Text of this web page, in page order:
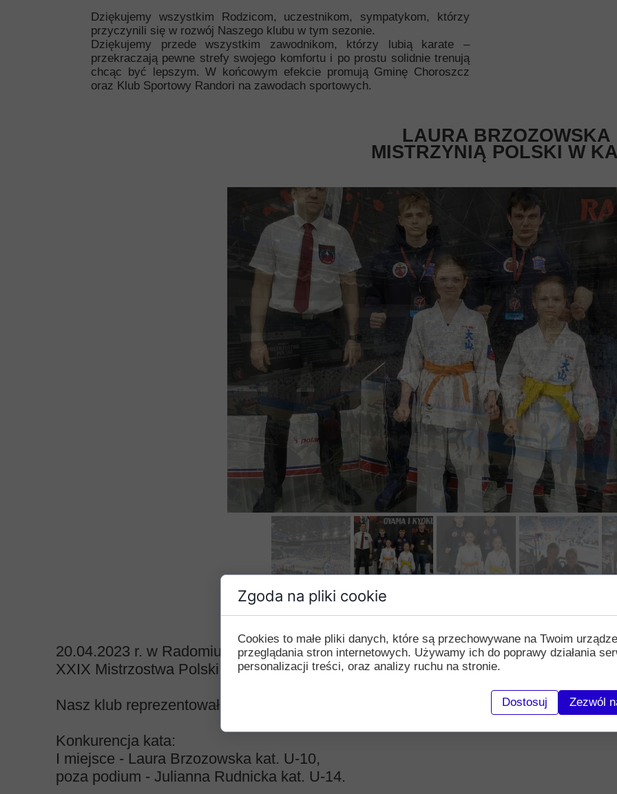
Dziękujemy wszystkim Rodzicom, uczestnikom, sympatykom, którzy
przyczynili się w rozwój Naszego klubu w tym sezonie.
Dziękujemy przede wszystkim zawodnikom, którzy lubią karate –
przekraczają pewne strefy swojego komfortu i po prostu solidnie trenują
chcąc być lepszym. W końcowym efekcie promują Gminę Choroszcz
oraz Klub Sportowy Randori na zawodach sportowych.
20.04.2023 r. w Radomiu odbyły się Otwarte Mistrzostwa Polski Oyama i
XXIX Mistrzostwa Polski Oyama Karate w Kata.
Nasz klub reprezentowała czwórka zawodników z Choroszczy i tak oto wyglądają
Konkurencja kata:
I miejsce - Laura Brzozowska kat. U-10,
poza podium - Julianna Rudnicka kat. U-14.
LAURA BRZOZOWSKA
MISTRZYNIĄ POLSKI W
Zgoda na pliki cookie
Cookies to małe pliki danych, które są przechowywane na Twoim
przeglądania stron internetowych. Używamy ich do poprawy działania
personalizacji treści, oraz analizy ruchu na stronie.
Dostosuj Zezwól